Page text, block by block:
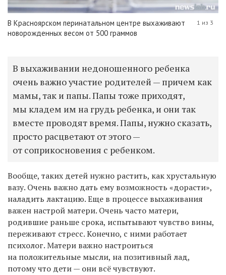
В Красноярском перинатальном центре выхаживают
новорожденных весом от 500 граммов
1 из 3
В выхаживании недоношенного ребенка
очень важно участие родителей — причем как
мамы, так и папы. Папы тоже приходят,
мы кладем им на грудь ребенка, и они так
вместе проводят время. Папы, нужно сказать,
просто расцветают от этого —
от соприкосновения с ребенком.
Вообще, таких детей нужно растить, как хрустальную
вазу. Очень важно дать ему возможность «дорасти»,
наладить лактацию. Еще в процессе выхаживания
важен настрой матери. Очень часто матери,
родившие раньше срока, испытывают чувство вины,
переживают стресс. Конечно, с ними работает
психолог. Матери важно настроиться
на положительные мысли, на позитивный лад,
потому что дети — они всё чувствуют.